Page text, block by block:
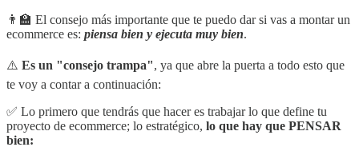
👨‍🏫 El consejo más importante que te puedo dar si vas a montar un
ecommerce es: piensa bien y ejecuta muy bien.
⚠️ Es un "consejo trampa", ya que abre la puerta a todo esto que
te voy a contar a continuación:
✅ Lo primero que tendrás que hacer es trabajar lo que define tu
proyecto de ecommerce; lo estratégico, lo que hay que PENSAR
bien: